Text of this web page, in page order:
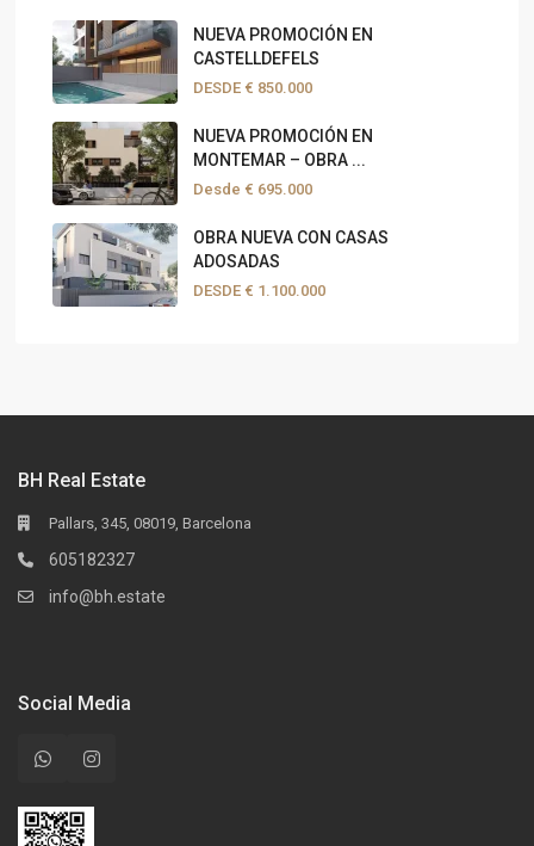
NUEVA PROMOCIÓN EN
CASTELLDEFELS
DESDE € 850.000
NUEVA PROMOCIÓN EN
MONTEMAR – OBRA ...
Desde € 695.000
OBRA NUEVA CON CASAS
ADOSADAS
DESDE € 1.100.000
BH Real Estate
Pallars, 345, 08019, Barcelona
605182327
info@bh.estate
Social Media